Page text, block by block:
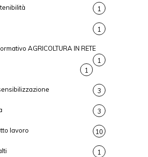
1
1
AGRICOLTURA IN RETE
1
1
3
3
lavoro 10
1